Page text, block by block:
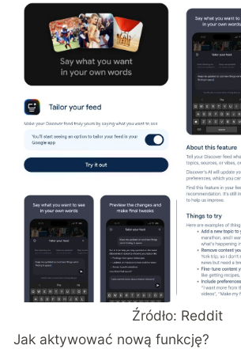
Źródło: Reddit
Jak aktywować nową funkcję?